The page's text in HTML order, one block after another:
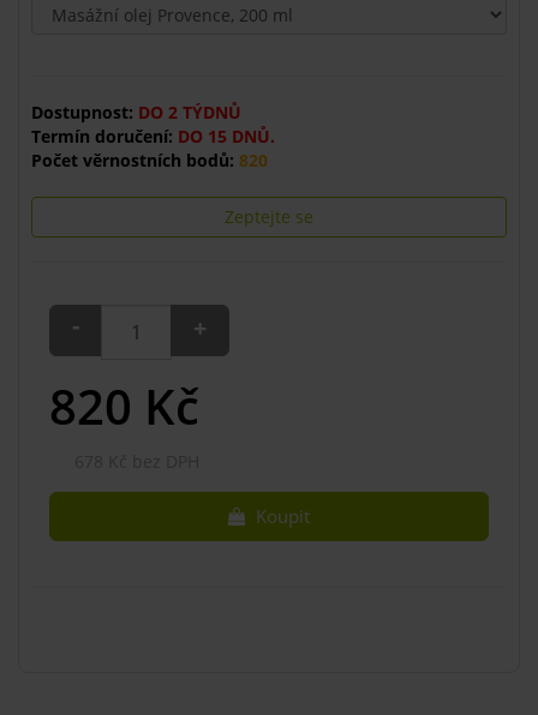
Dostupnost: DO 2 TÝDNŮ
Termín doručení: DO 15 DNŮ.
Počet věrnostních bodů: 820
Zeptejte se
- +
820 Kč
Koupit